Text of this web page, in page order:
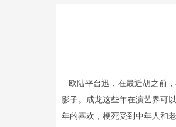
欧陆平台迅，在最近胡之前
影子。成龙这些年在演艺界可
年的喜欢，梗死受到中年人和